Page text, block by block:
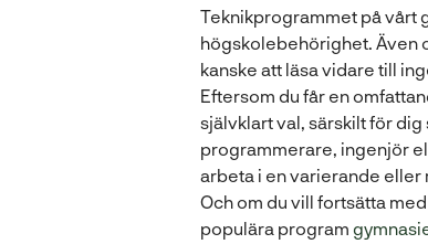
Teknikprogrammet på vårt
högskolebehörighet. Även
kanske att läsa vidare till
Eftersom du får en
självklart val, särskilt för
programmerare, ingenjör
arbeta i en varierande
Och om du vill fortsätta
populära program